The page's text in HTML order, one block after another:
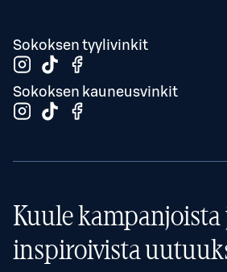
Sokoksen tyylivinkit
Sokoksen kauneusvinkit
Kuule kampanjoista
inspiroivista